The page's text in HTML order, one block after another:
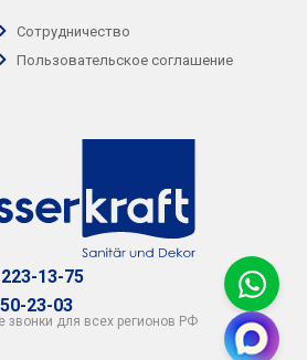
Сотрудничество
Пользовательское соглашение
13-75
23-03
звонки для всех регионов РФ